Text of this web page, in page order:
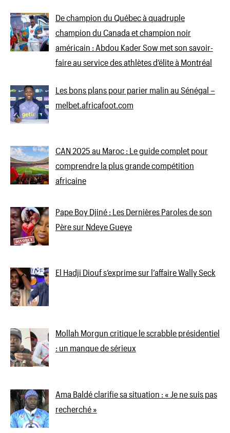
De champion du Québec à quadruple
champion du Canada et champion noir
américain : Abdou Kader Sow met son savoir-
faire au service des athlètes d’élite à Montréal
Les bons plans pour parier malin au Sénégal –
melbet.africafoot.com
CAN 2025 au Maroc : Le guide complet pour
comprendre la plus grande compétition
africaine
Pape Boy Djiné : Les Dernières Paroles de son
Père sur Ndeye Gueye
El Hadji Diouf s’exprime sur l’affaire Wally Seck
Mollah Morgun critique le scrabble présidentiel
: un manque de sérieux
Ama Baldé clarifie sa situation : « Je ne suis pas
recherché »